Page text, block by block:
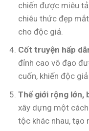
chiến được miêu
chiêu thức đẹp
cho độc giả.
Cốt truyện hấp
đỉnh cao võ đạo
cuốn, khiến độc
Thế giới rộng lớn,
xây dựng một
tộc khác nhau, tạo